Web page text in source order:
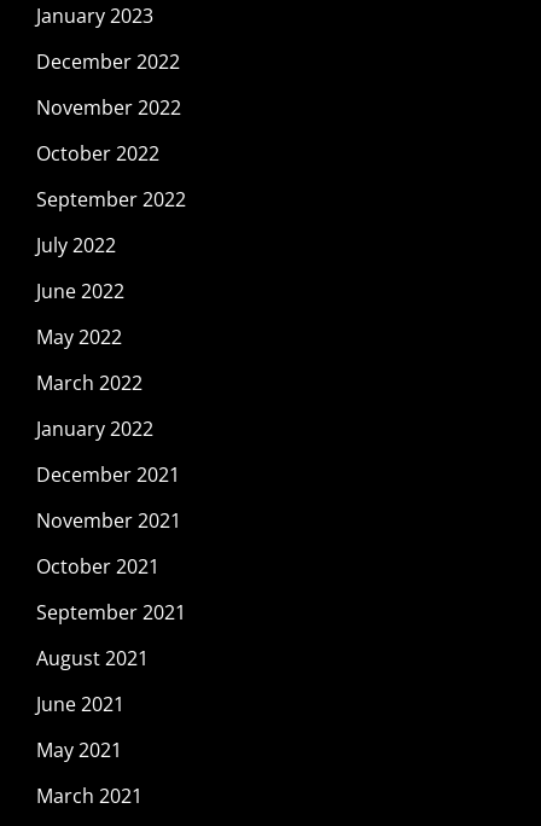
January 2023
December 2022
November 2022
October 2022
September 2022
July 2022
June 2022
May 2022
March 2022
January 2022
December 2021
November 2021
October 2021
September 2021
August 2021
June 2021
May 2021
March 2021